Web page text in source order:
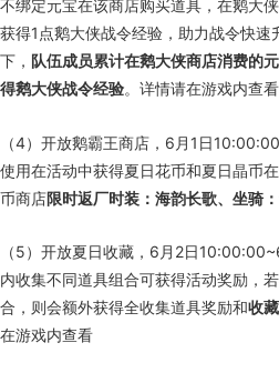
不绑定元宝在该商店购买道具，在鹅大
获得1点鹅大侠战令经验，助力战令快
下， 队伍成员累计在鹅大侠商店消费的
得鹅大侠战令经验。详情请在游戏内查看
（4）开放鹅霸王商店，6月1日
使用在活动中获得夏日花币和夏日晶币
币商店限时返厂时装：海韵长歌、坐骑
（5）开放夏日收藏，6月2日
内收集不同道具组合可获得活动奖励，
合，则会额外获得全收集道具奖励和收
在游戏内查看